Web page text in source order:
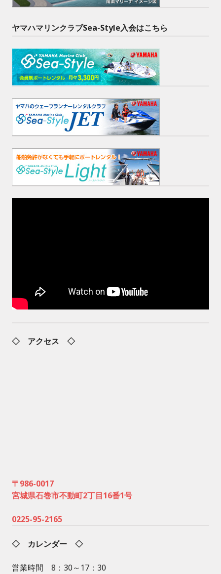
ヤマハマリンクラブSea-Style入会はこちら
◇ アクセス ◇
〒986-0017
宮城県石巻市不動町2丁目16番1号
0225-95-2165
◇ カレンダー ◇
営業時間 8：30～17：30